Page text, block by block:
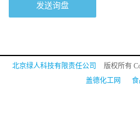
发送询盘
北京绿人科技有限责任公司 版权所有
盖德化工网
食